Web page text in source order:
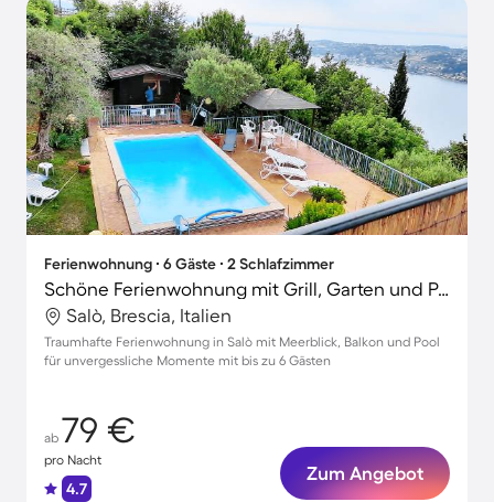
Ferienwohnung ∙ 6 Gäste ∙ 2 Schlafzimmer
Schöne Ferienwohnung mit Grill, Garten und Pool | Wasserblick
Salò, Brescia, Italien
Traumhafte Ferienwohnung in Salò mit Meerblick, Balkon und Pool
für unvergessliche Momente mit bis zu 6 Gästen
ab 79 €
pro Nacht
4.7
Zum Angebot